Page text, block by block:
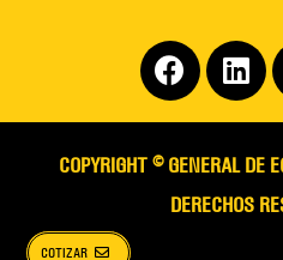
COPYRIGHT © GENERAL DE
DERECHOS
COTIZAR